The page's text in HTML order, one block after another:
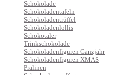
Schokolade
Schokoladentafeln
Schokoladentrüffel
Schokoladenlollis
Schokotaler
Trinkschokolade
Schokoladenfiguren Ganzjahr
Schokoladenfiguren XMAS
Pralinen